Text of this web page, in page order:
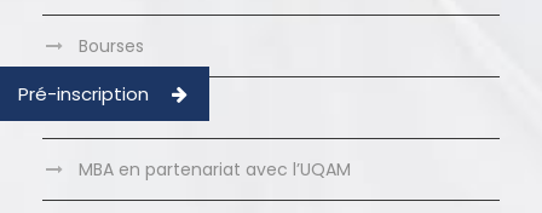
Bourses
Clubs LBS
MBA en partenariat avec l’UQAM
Pré-inscription